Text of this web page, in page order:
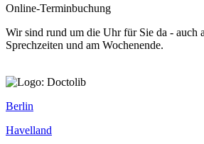
Online-Terminbuchung
Wir sind rund um die Uhr für Sie da - auch
Sprechzeiten und am Wochenende.
Berlin
Havelland